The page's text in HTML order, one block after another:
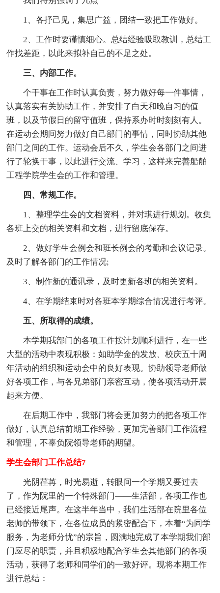
1、各抒己见，集思广益，团结一致把工作做好。
2、工作时要谨慎细心。总结经验吸取教训，总结工
作找差距，以此来拟补自己的不足之处。
三、内部工作。
个干事在工作时认真负责，努力做好每一件事情，
认真落实有关协助工作，并安排了白天和晚自习的值
班，以及节假日的留守值班，保持系办时时刻刻有人。
在运动会期间努力做好自己部门的事情，同时协助其他
部门之间的工作。运动会后不久，学生会各部门之间进
行了轮换干事，以此进行交流、学习，这样来完善船舶
工程学院学生会的工作和管理。
四、常规工作。
1、整理学生会的文档资料，并对琪进行规划。收集
各班上交的相关资料和文档，进行留底保存。
2、做好学生会例会和班长例会的考勤和会议记录。
及时了解各部门的工作情况;
3、制作新的通讯录，及时更新各班的相关资料。
4、在学期结束时对各班本学期综合情况进行考评。
五、所取得的成绩。
本学期我部门的各项工作按计划顺利进行，在一些
大型的活动中表现积极：如助学金的发放、校庆五十周
年活动的组织和运动会中的良好表现。协助领导老师做
好各项工作，与各兄弟部门亲密互动，使各项活动开展
起来方便。
在后期工作中，我部门将会更加努力的把各项工作
做好，认真总结前期工作经验，更加完善部门工作流程
和管理，不辜负院领导老师的期望。
学生会部门工作总结7
光阴荏苒，时光易逝，转眼间一个学期又要过去
了，作为院里的一个特殊部门——生活部，各项工作也
已经接近尾声。在这半年当中，我们生活部在院里各位
老师的带领下，在各位成员的紧密配合下，本着“为同学
服务，为老师分忧”的宗旨，圆满地完成了本学期我们部
门应尽的职责，并且积极地配合学生会其他部门的各项
活动，获得了老师和同学们的一致好评。现将本期工作
进行总结：